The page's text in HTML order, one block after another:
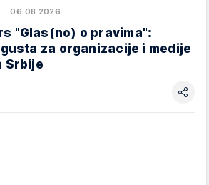
06.08.2026.
"Glas(no) o pravima":
za organizacije i medije
Srbije